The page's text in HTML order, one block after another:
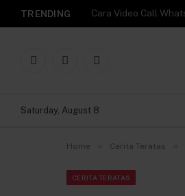
TRENDING
Facebook
X
Instagram
Saturday, August 8
Home Cerita Teratas
CERITA TERATAS